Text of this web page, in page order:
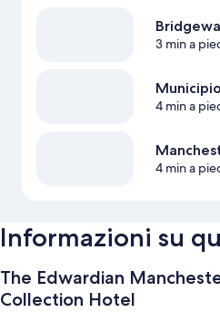
3 min a
4 min a
4 min a
Informazioni su
The Edwardian
Collection Hotel